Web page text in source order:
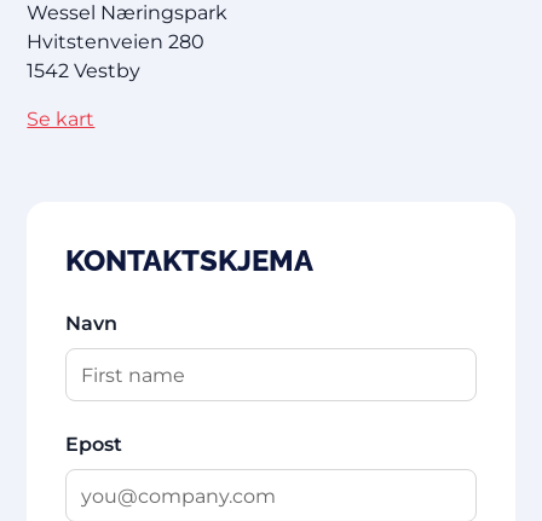
Wessel Næringspark
Hvitstenveien 280
1542 Vestby
Se kart
KONTAKTSKJEMA
Navn
Epost